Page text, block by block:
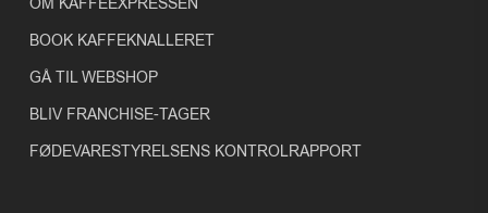
BOOK KAFFEKNALLERET
GÅ TIL WEBSHOP
BLIV FRANCHISE-TAGER
FØDEVARESTYRELSENS KONTROLRAPPORT